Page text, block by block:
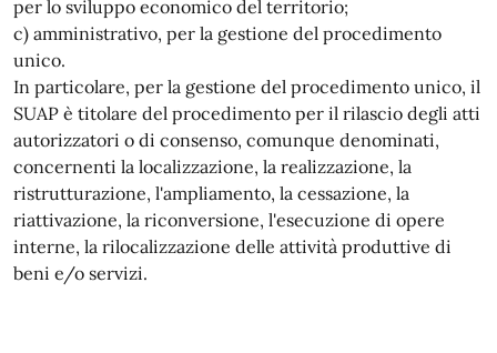
per lo sviluppo economico del territorio;
c) amministrativo, per la gestione del procedimento
unico.
In particolare, per la gestione del procedimento unico, il
SUAP è titolare del procedimento per il rilascio degli atti
autorizzatori o di consenso, comunque denominati,
concernenti la localizzazione, la realizzazione, la
ristrutturazione, l'ampliamento, la cessazione, la
riattivazione, la riconversione, l'esecuzione di opere
interne, la rilocalizzazione delle attività produttive di
beni e/o servizi.